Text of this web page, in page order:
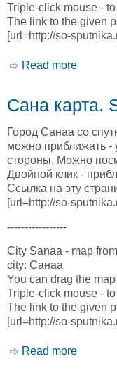
Triple-click mouse -
The link to the given
[url=http://so-
Read more
Сана карта.
Город Санаа со
можно приближать -
стороны. Можно
Двойной клик -
Ссылка на эту
[url=http://so-
-----------------
City Sanaa - map
city: Санаа
You can drag the
Triple-click mouse -
The link to the given
[url=http://so-
Read more